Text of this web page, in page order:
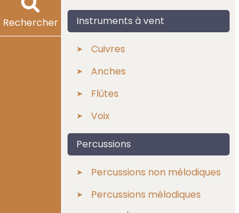
Rechercher Instruments à vent
Cuivres
Anches
Flûtes
Voix
Percussions
Percussions non mélodiques
Percussions mélodiques